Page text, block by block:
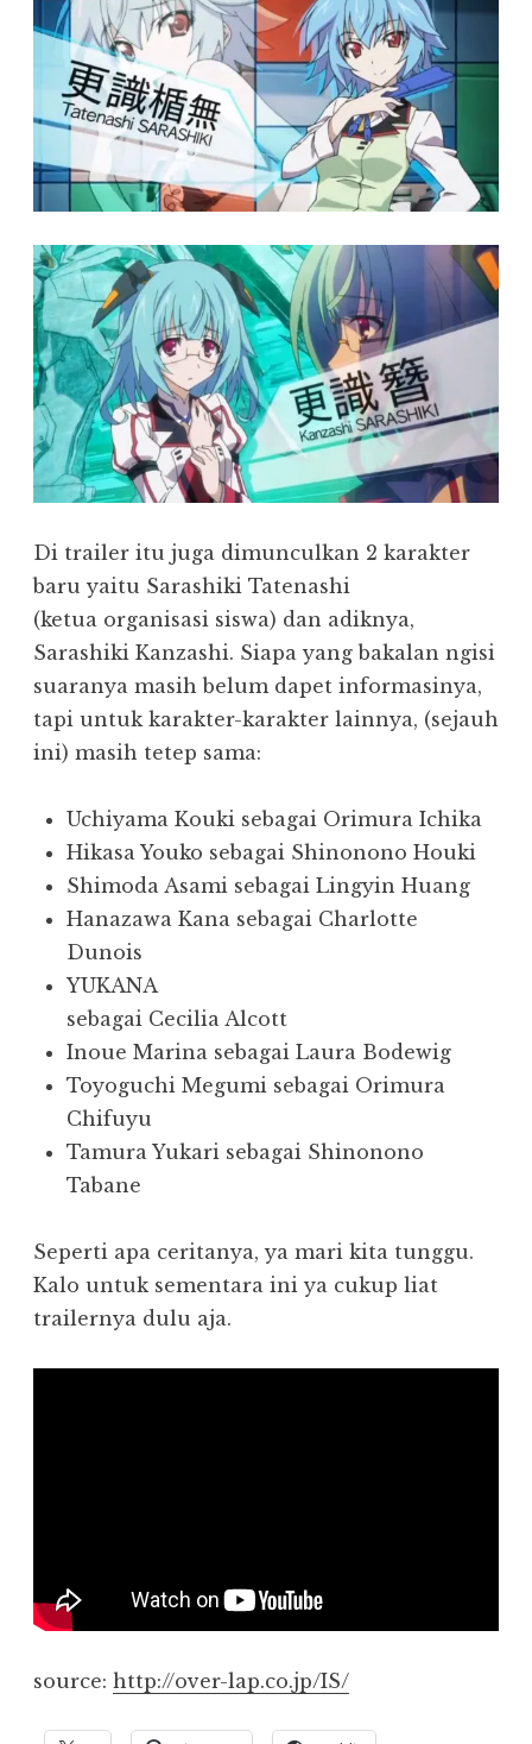
Di trailer itu juga dimunculkan 2 karakter
baru yaitu Sarashiki Tatenashi
(ketua organisasi siswa) dan adiknya,
Sarashiki Kanzashi. Siapa yang bakalan ngisi
suaranya masih belum dapet informasinya,
tapi untuk karakter-karakter lainnya, (sejauh
ini) masih tetep sama:
Uchiyama Kouki sebagai Orimura Ichika
Hikasa Youko sebagai Shinonono Houki
Shimoda Asami sebagai Lingyin Huang
Hanazawa Kana sebagai Charlotte
Dunois
YUKANA
sebagai Cecilia Alcott
Inoue Marina sebagai Laura Bodewig
Toyoguchi Megumi sebagai Orimura
Chifuyu
Tamura Yukari sebagai Shinonono
Tabane
Seperti apa ceritanya, ya mari kita tunggu.
Kalo untuk sementara ini ya cukup liat
trailernya dulu aja.
source: http://over-lap.co.jp/IS/